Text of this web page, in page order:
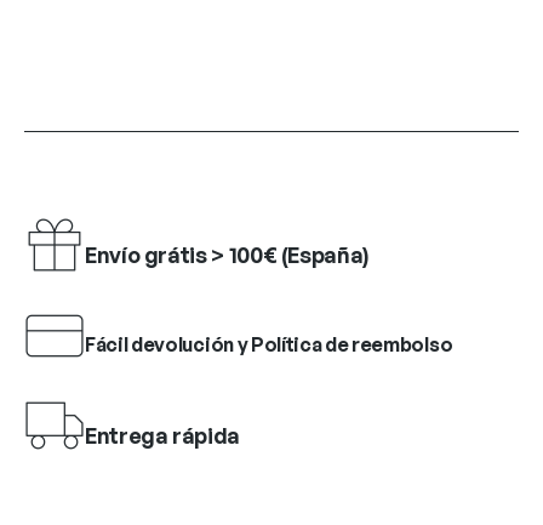
Envío grátis > 100€ (España)
Fácil devolución y Política de reembolso
Entrega rápida